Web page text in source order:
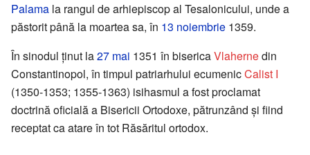
Palama la rangul de arhiepiscop al Tesalonicului, unde a
păstorit până la moartea sa, în 13 noiembrie 1359.
În sinodul ținut la27 mai 1351 în bisericaVlahernedin
Constantinopol, în timpul patriarhului ecumenicCalist I
(1350-1353; 1355-1363) isihasmul a fost proclamat
doctrină oficială a Bisericii Ortodoxe, pătrunzând și fiind
receptat ca atare în tot Răsăritul ortodox.